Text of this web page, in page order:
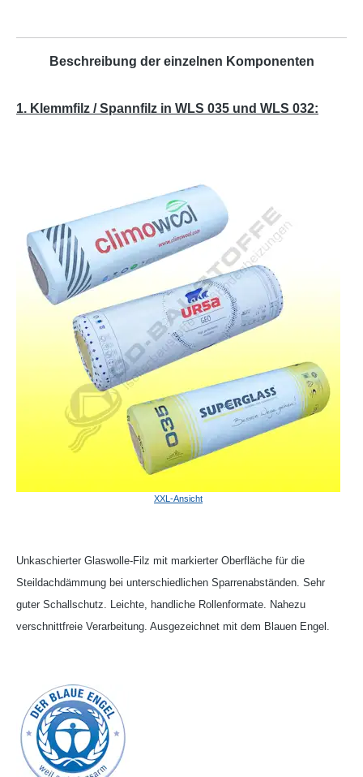
Beschreibung der einzelnen Komponenten
1. Klemmfilz / Spannfilz in WLS 035 und WLS 032:
XXL-Ansicht
Unkaschierter Glaswolle-Filz mit markierter Oberfläche für die
Steildachdämmung bei unterschiedlichen Sparrenabständen. Sehr
guter Schallschutz. Leichte, handliche Rollenformate. Nahezu
verschnittfreie Verarbeitung. Ausgezeichnet mit dem Blauen Engel.